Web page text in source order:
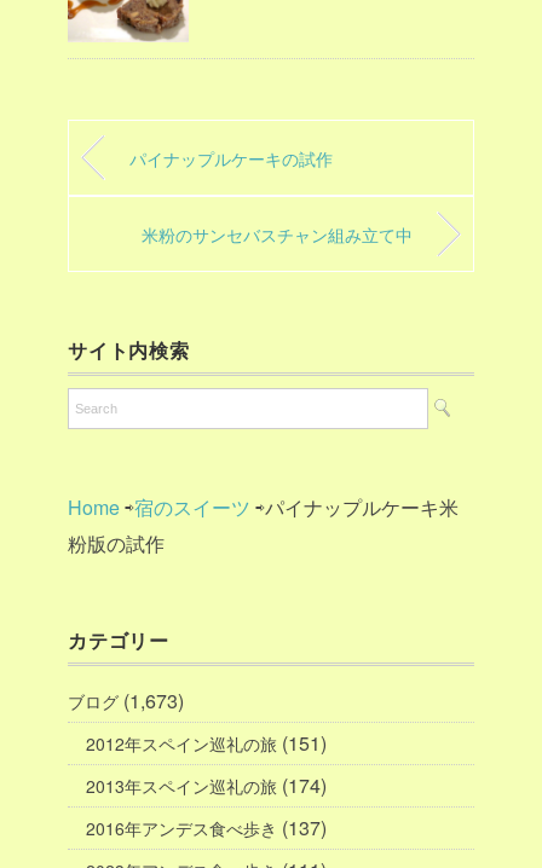
パイナップルケーキの試作
米粉のサンセバスチャン組み立て中
サイト内検索
Home⇨宿のスイーツ ⇨パイナップルケーキ米
粉版の試作
カテゴリー
ブログ (1,673)
2012年スペイン巡礼の旅 (151)
2013年スペイン巡礼の旅 (174)
2016年アンデス食べ歩き (137)